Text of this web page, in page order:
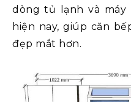
dòng tủ lạnh và
hiện nay, giúp căn
đẹp mắt hơn.